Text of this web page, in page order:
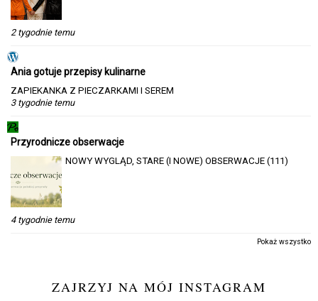
2 tygodnie temu
Ania gotuje przepisy kulinarne
ZAPIEKANKA Z PIECZARKAMI I SEREM
3 tygodnie temu
Przyrodnicze obserwacje
NOWY WYGLĄD, STARE (I NOWE) OBSERWACJE (111)
4 tygodnie temu
Pokaż wszystko
ZAJRZYJ NA MÓJ INSTAGRAM